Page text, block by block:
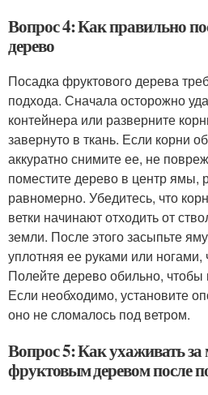
Вопрос 4: Как правильно
дерево
Посадка фруктового дерева
подхода. Сначала осторожно
контейнера или разверните
завернуто в ткань. Если корни
аккуратно снимите ее, не
поместите дерево в центр ямы,
равномерно. Убедитесь, что
ветки начинают отходить от
земли. После этого засыпьте
уплотняя ее руками или ногами,
Полейте дерево обильно,
Если необходимо, установите
оно не сломалось под ветром.
Вопрос 5: Как ухаживать
фруктовым деревом после